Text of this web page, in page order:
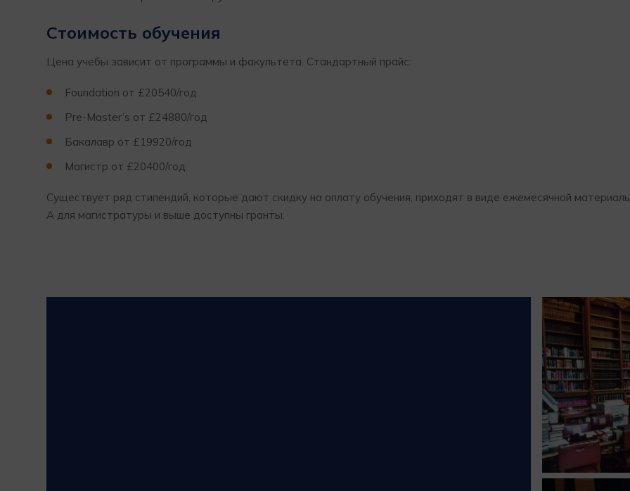
Стоимость обучения
Цена учебы зависит от программы и факультета. Стандартный прайс:
Foundation от £20540/год
Pre-Master’s от £24880/год
Бакалавр от £19920/год
Магистр от £20400/год.
Существует ряд стипендий, которые дают скидку на оплату обучения, приходят в виде ежемесячной
А для магистратуры и выше доступны гранты.